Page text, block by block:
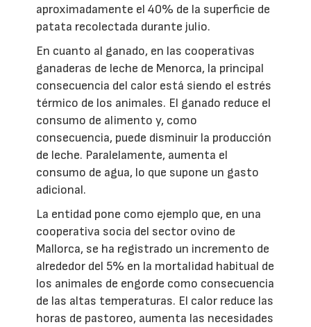
aproximadamente el 40% de la superficie de
patata recolectada durante julio.
En cuanto al ganado, en las cooperativas
ganaderas de leche de Menorca, la principal
consecuencia del calor está siendo el estrés
térmico de los animales. El ganado reduce el
consumo de alimento y, como
consecuencia, puede disminuir la producción
de leche. Paralelamente, aumenta el
consumo de agua, lo que supone un gasto
adicional.
La entidad pone como ejemplo que, en una
cooperativa socia del sector ovino de
Mallorca, se ha registrado un incremento de
alrededor del 5% en la mortalidad habitual de
los animales de engorde como consecuencia
de las altas temperaturas. El calor reduce las
horas de pastoreo, aumenta las necesidades